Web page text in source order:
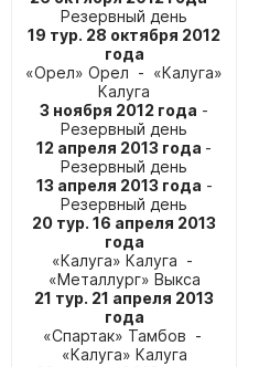
Резервный день
19 тур. 28 октября 2012
года
«Орел» Орел - «Калуга»
Калуга
3 ноября 2012 года -
Резервный день
12 апреля 2013 года -
Резервный день
13 апреля 2013 года -
Резервный день
20 тур. 16 апреля 2013
года
«Калуга» Калуга -
«Металлург» Выкса
21 тур. 21 апреля 2013
года
«Спартак» Тамбов -
«Калуга» Калуга